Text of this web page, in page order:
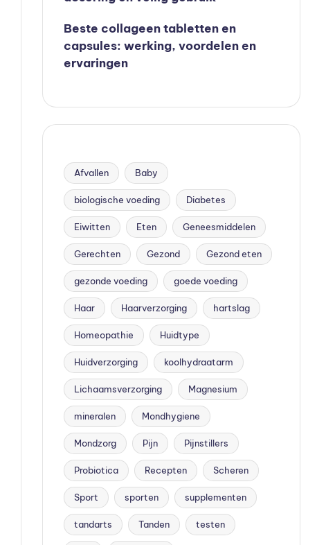
Beste collageen tabletten en
capsules: werking, voordelen en
ervaringen
Afvallen Baby
biologische voeding Diabetes
Eiwitten Eten Geneesmiddelen
Gerechten Gezond Gezond eten
gezonde voeding goede voeding
Haar Haarverzorging hartslag
Homeopathie Huidtype
Huidverzorging koolhydraatarm
Lichaamsverzorging Magnesium
mineralen Mondhygiene
Mondzorg Pijn Pijnstillers
Probiotica Recepten Scheren
Sport sporten supplementen
tandarts Tanden testen